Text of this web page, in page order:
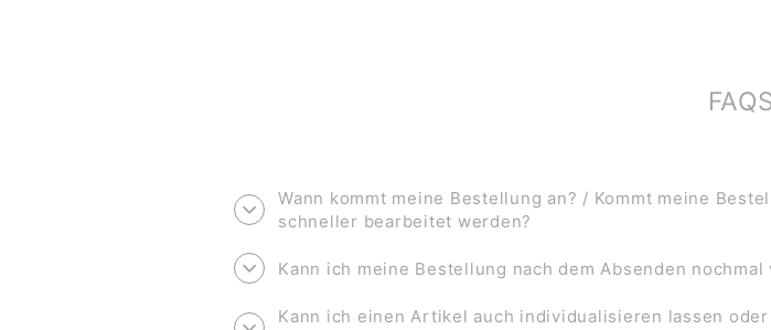
Wann kommt meine Bestellung an? / Kommt meine
schneller bearbeitet werden?
Kann ich meine Bestellung nach dem Absenden nochmal
Kann ich einen Artikel auch individualisieren lassen